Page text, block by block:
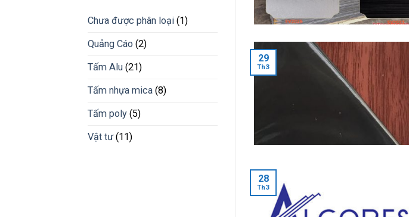
Chưa được phân loại (1)
Quảng Cáo (2)
Tấm Alu (21)
Tấm nhựa mica (8)
Tấm poly (5)
Vật tư(11)
29
Th3
28
Th3